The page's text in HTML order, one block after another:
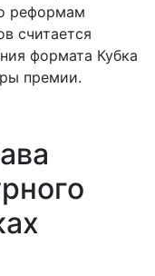
реформам
считается
формата Кубка
премии.